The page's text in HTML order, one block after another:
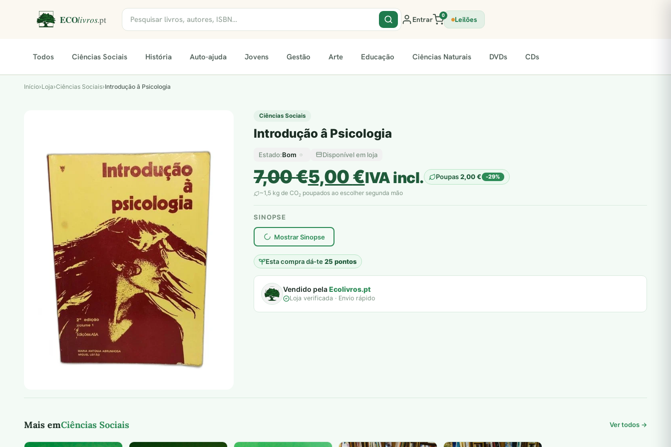
Entrar 0 Leilões
Todos Ciências Sociais História Auto-ajuda Jovens Gestão Arte Educação Ciências Naturais DVDs CDs
Início›Loja›Ciências Sociais›Introdução â Psicologia
Ciências Sociais
Introdução â Psicologia
Estado:Bom Disponível em loja
7,00€
O
preço
original
era:
7,00 €.
5,00€
O
preço
atual
é:
5,00 €.
IVA incl. Poupas2,00€ -29%
~1,5 kg de CO2 poupados ao escolher segunda mão
SINOPSE
Mostrar Sinopse
Esta compra dá-te25 pontos
plantar árvores reais
Vendido pelaEcolivros.pt
Loja verificada · Envio rápido
Mais emCiências Sociais Ver todos →